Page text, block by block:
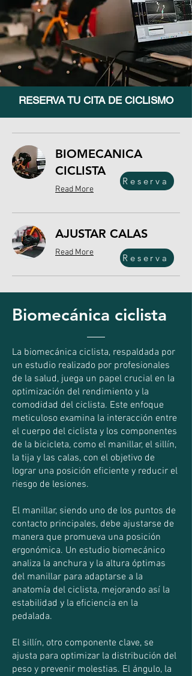
RESERVA TU CITA DE CICLISMO
BIOMECANICA
CICLISTA
Read More
AJUSTAR CALAS
Read More
Reserva
Reserva
Biomecánica ciclista
La biomecánica ciclista, respaldada por
un estudio realizado por profesionales
de la salud, juega un papel crucial en la
optimización del rendimiento y la
comodidad del ciclista. Este enfoque
meticuloso examina la interacción entre
el cuerpo del ciclista y los componentes
de la bicicleta, como el manillar, el sillín,
la tija y las calas, con el objetivo de
lograr una posición eficiente y reducir el
riesgo de lesiones.
El manillar, siendo uno de los puntos de
contacto principales, debe ajustarse de
manera que promueva una posición
ergonómica. Un estudio biomecánico
analiza la anchura y la altura óptimas
del manillar para adaptarse a la
anatomía del ciclista, mejorando así la
estabilidad y la eficiencia en la
pedalada.
El sillín, otro componente clave, se
ajusta para optimizar la distribución del
peso y prevenir molestias. El ángulo, la